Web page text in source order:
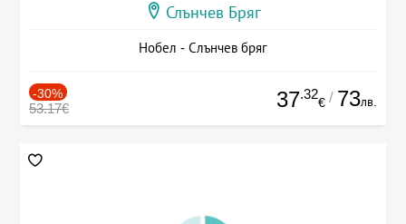
Слънчев Бряг
Нобел - Слънчев бряг
-30%
53.17€ 37.32
€ / 73лв.